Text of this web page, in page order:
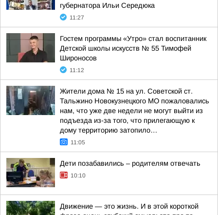
губернатора Ильи Середюка
11:27
Гостем программы «Утро» стал воспитанник
Детской школы искусств № 55 Тимофей
Широносов
11:12
Жители дома № 15 на ул. Советской ст.
Тальжино Новокузнецкого МО пожаловались
нам, что уже две недели не могут выйти из
подъезда из-за того, что прилегающую к
дому территорию затопило…
11:05
Дети позабавились – родителям отвечать
10:10
Движение — это жизнь. И в этой короткой